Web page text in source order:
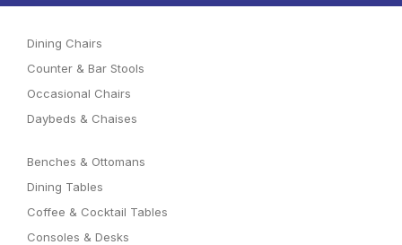
Dining Chairs
Counter & Bar Stools
Occasional Chairs
Daybeds & Chaises
Benches & Ottomans
Dining Tables
Coffee & Cocktail Tables
Consoles & Desks